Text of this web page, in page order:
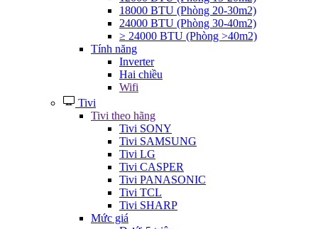
18000 BTU (Phòng 20-30m2)
24000 BTU (Phòng 30-40m2)
≥ 24000 BTU (Phòng >40m2)
Tính năng
Inverter
Hai chiều
Wifi
Tivi
Tivi theo hãng
Tivi SONY
Tivi SAMSUNG
Tivi LG
Tivi CASPER
Tivi PANASONIC
Tivi TCL
Tivi SHARP
Mức giá